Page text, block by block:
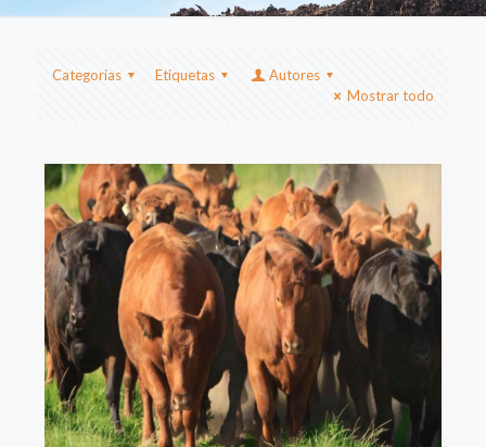
Categorias Etiquetas
Autores
Mostrar todo